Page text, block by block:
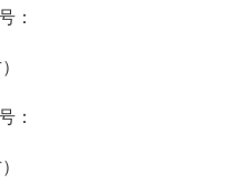
：
：